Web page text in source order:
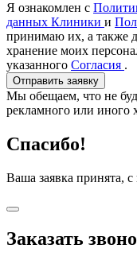
Я ознакомлен с
данных Клиники и
принимаю их, а также
хранение моих
указанного Согласия .
Отправить заявку
Мы обещаем, что не
рекламного или иного
Спасибо!
Ваша заявка принята, с
Заказать